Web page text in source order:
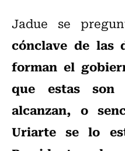
Jadue se
cónclave de las
forman el
que estas son
alcanzan, o
Uriarte se lo